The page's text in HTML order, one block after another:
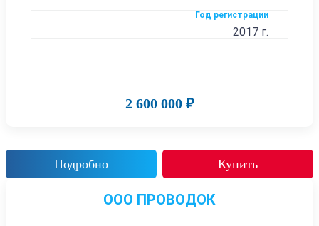
Год регистрации
2017 г.
2 600 000 ₽
Подробно Купить
ООО ПРОВОДОК